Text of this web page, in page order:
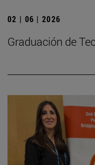
02 | 06 | 2026
Graduación de